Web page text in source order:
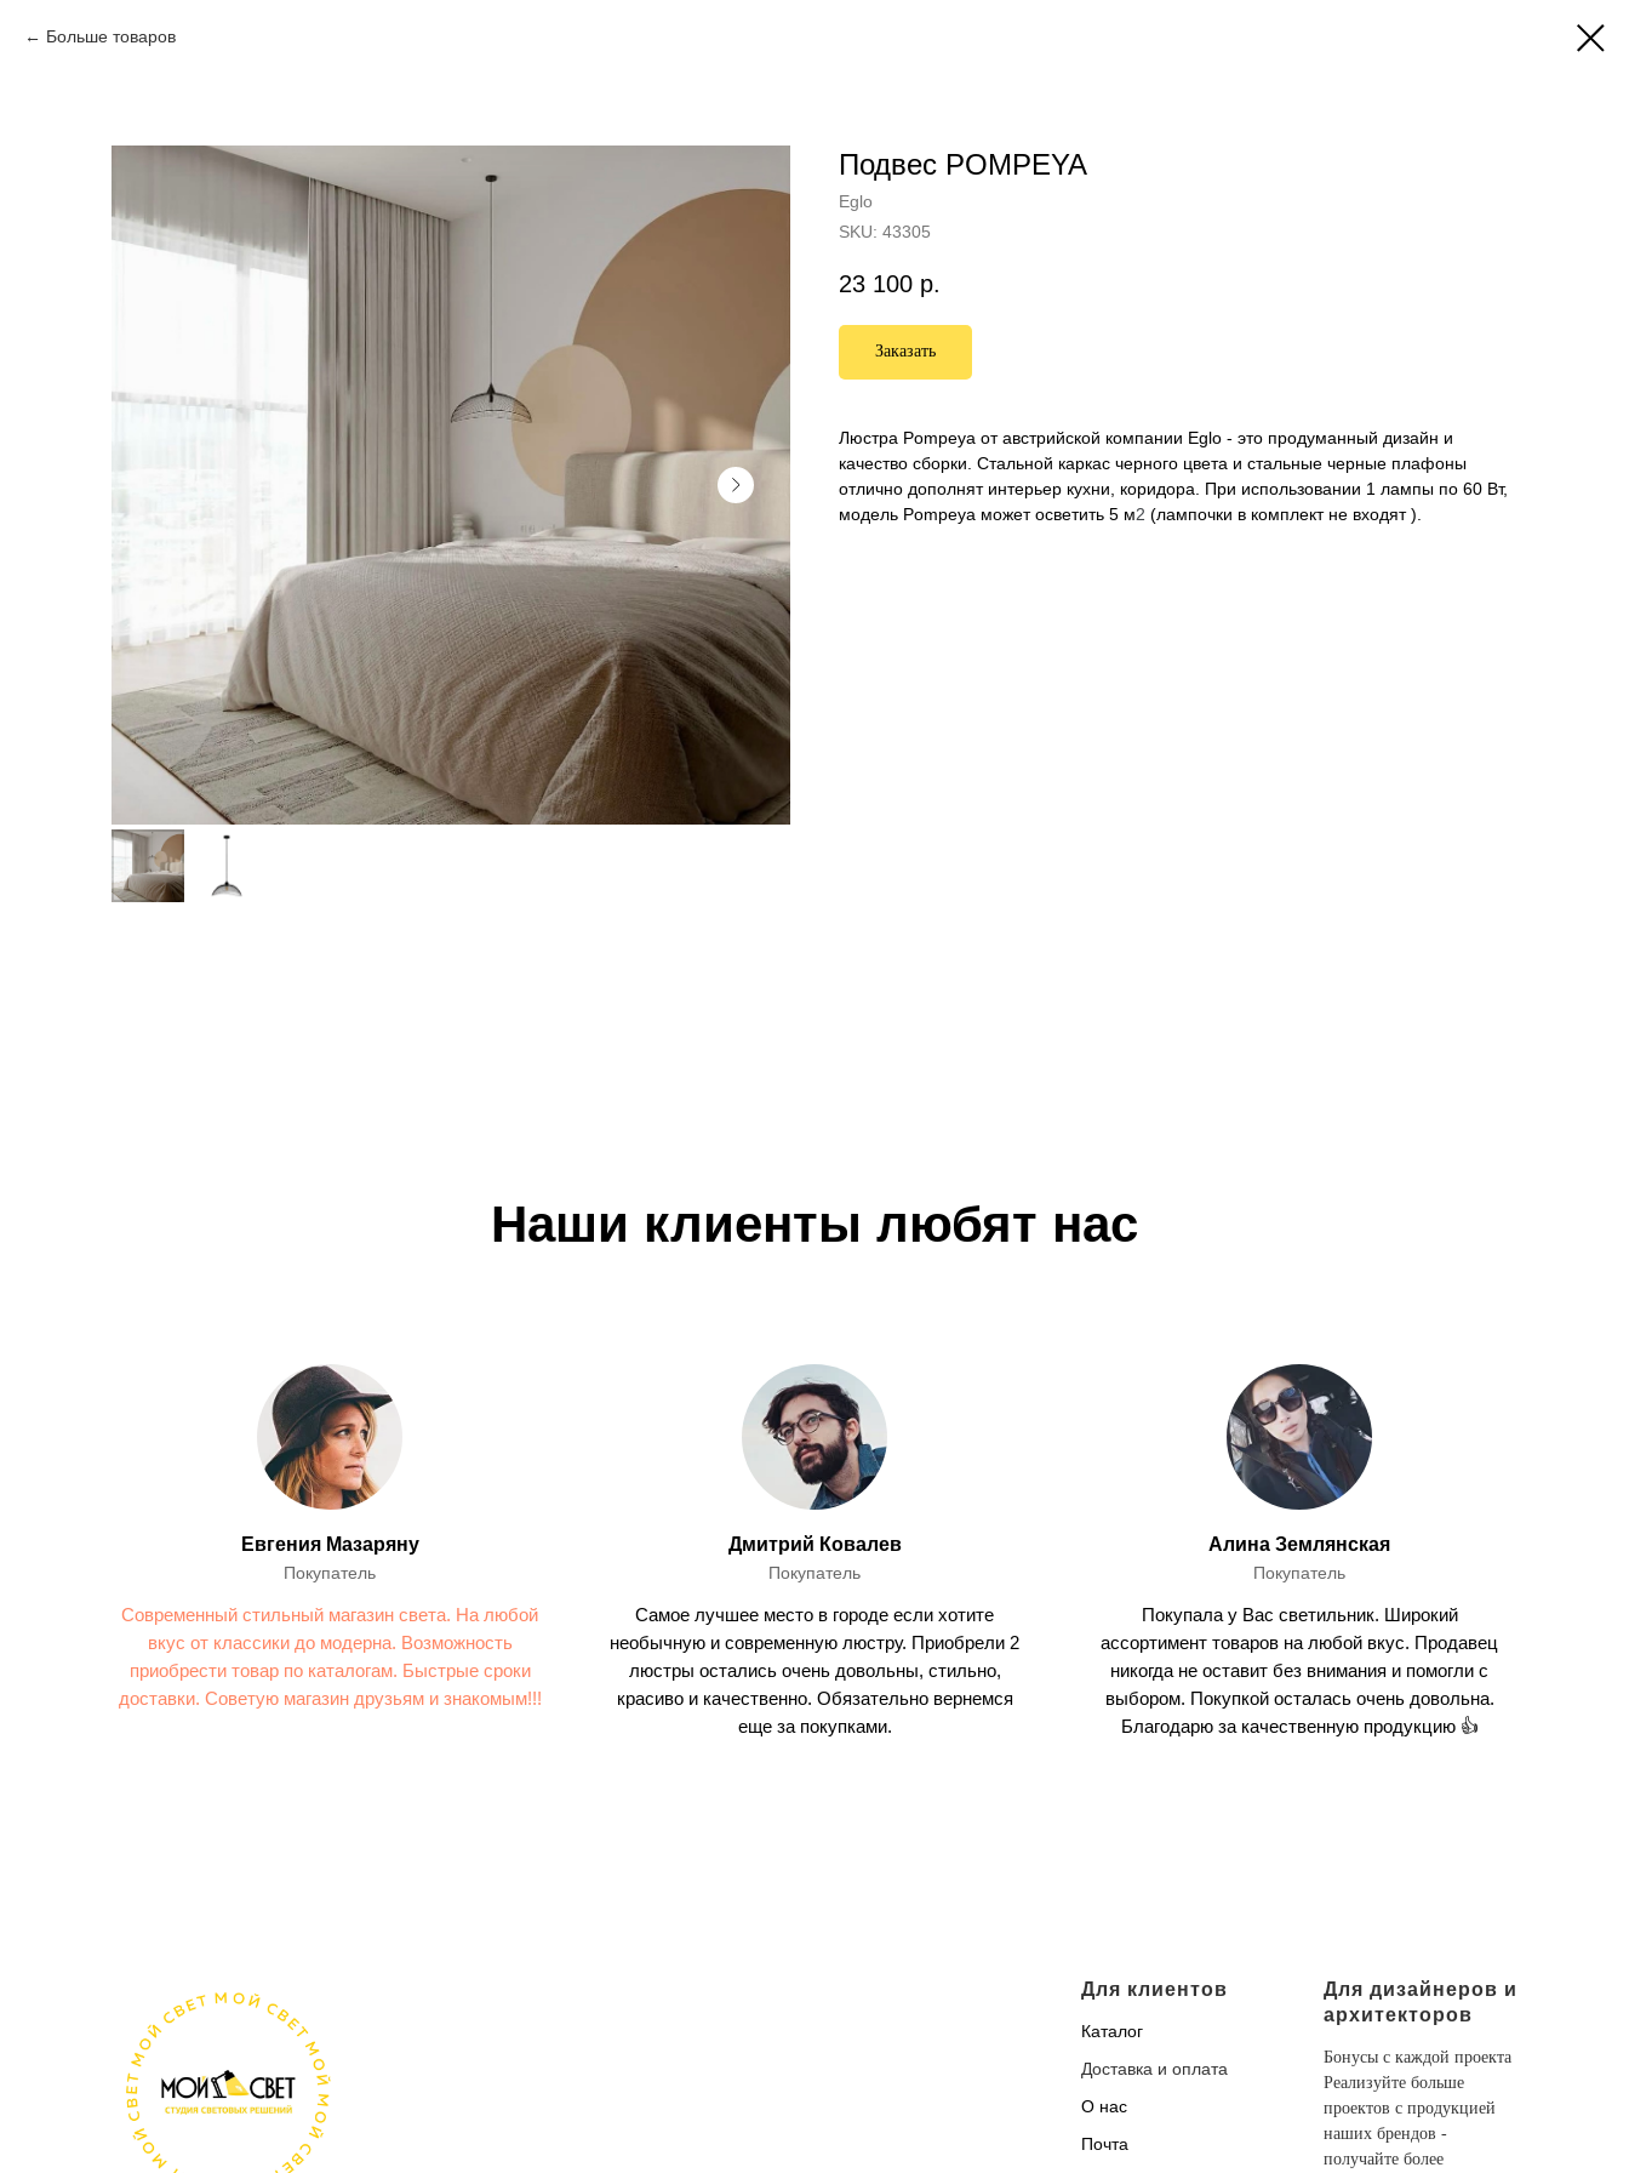
Больше товаров
Подвес POMPEYA
Eglo
SKU: 43305
23 100 р.
Заказать
Люстра Pompeya от австрийской компании Eglo - это продуманный дизайн и
качество сборки. Стальной каркас черного цвета и стальные черные плафоны
отлично дополнят интерьер кухни, коридора. При использовании 1 лампы по 60 Вт,
модель Pompeya может осветить 5 м2 (лампочки в комплект не входят ).
Наши клиенты любят нас
Евгения Мазаряну
Покупатель
Современный стильный магазин света. На любой
вкус от классики до модерна. Возможность
приобрести товар по каталогам. Быстрые сроки
доставки. Советую магазин друзьям и знакомым!!!
Дмитрий Ковалев
Покупатель
Самое лучшее место в городе если хотите
необычную и современную люстру. Приобрели 2
люстры остались очень довольны, стильно,
красиво и качественно. Обязательно вернемся
еще за покупками.
Алина Землянская
Покупатель
Покупала у Вас светильник. Широкий
ассортимент товаров на любой вкус. Продавец
никогда не оставит без внимания и помогли с
выбором. Покупкой осталась очень довольна.
Благодарю за качественную продукцию 👍
Для клиентов
Каталог
Доставка и оплата
О нас
Почта
Для дизайнеров и
архитекторов
Бонусы с каждой проекта
Реализуйте больше
проектов с продукцией
наших брендов -
получайте более